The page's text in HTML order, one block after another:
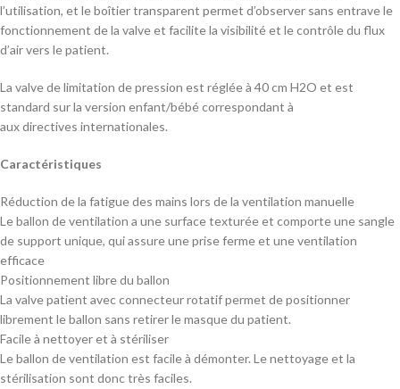
l’utilisation, et le boîtier transparent permet d’observer sans entrave le
fonctionnement de la valve et facilite la visibilité et le contrôle du flux
d’air vers le patient.
La valve de limitation de pression est réglée à 40 cm H2O et est
standard sur la version enfant/bébé correspondant à
aux directives internationales.
Caractéristiques
Réduction de la fatigue des mains lors de la ventilation manuelle
Le ballon de ventilation a une surface texturée et comporte une sangle
de support unique, qui assure une prise ferme et une ventilation
efficace
Positionnement libre du ballon
La valve patient avec connecteur rotatif permet de positionner
librement le ballon sans retirer le masque du patient.
Facile à nettoyer et à stériliser
Le ballon de ventilation est facile à démonter. Le nettoyage et la
stérilisation sont donc très faciles.